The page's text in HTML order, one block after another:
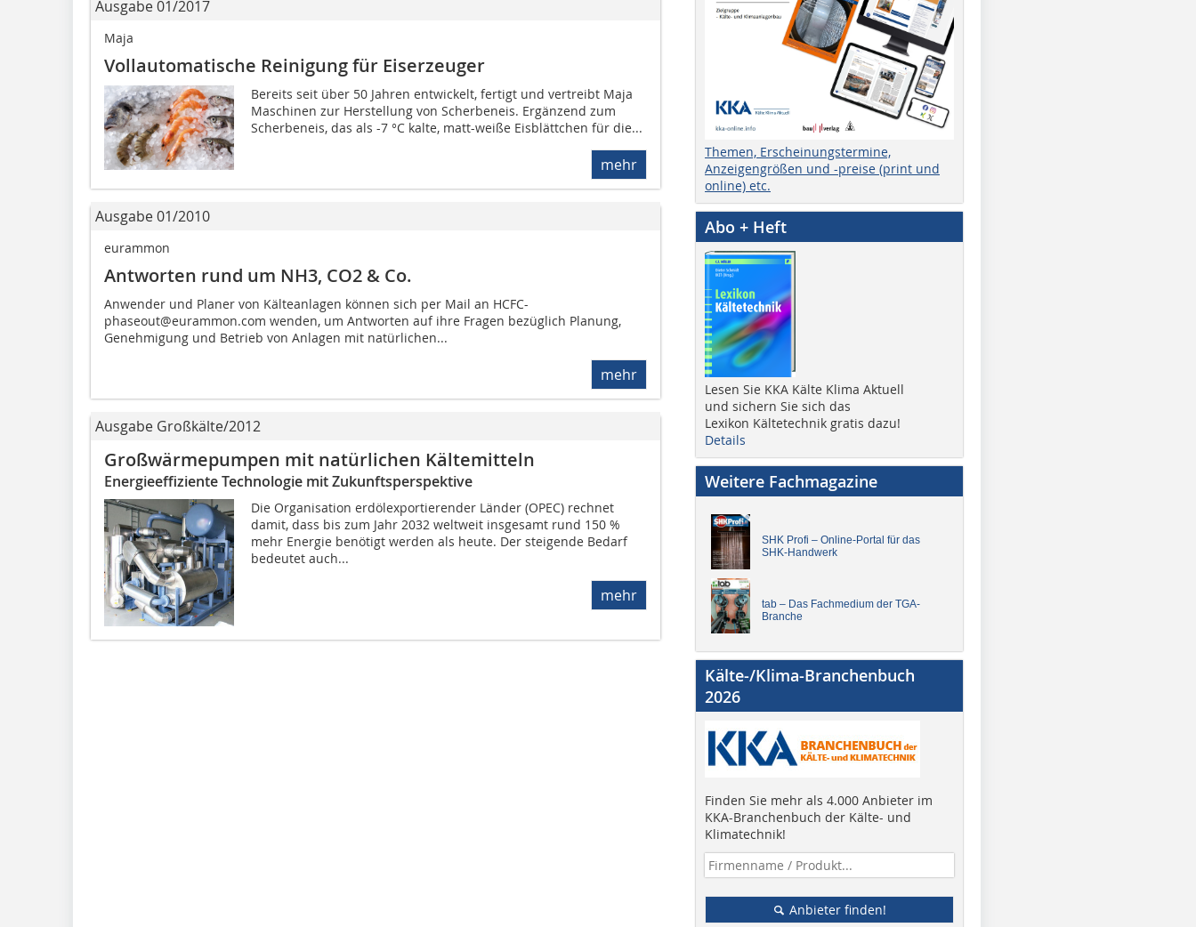
Ausgabe 01/2017
Maja
Vollautomatische Reinigung für Eiserzeuger
Bereits seit über 50 Jahren entwickelt, fertigt und vertreibt Maja
Maschinen zur Herstellung von Scherbeneis. Ergänzend zum
Scherbeneis, das als -7 °C kalte, matt-weiße Eisblättchen für die...
mehr
Ausgabe 01/2010
eurammon
Antworten rund um NH3, CO2 & Co.
Anwender und Planer von Kälteanlagen können sich per Mail an HCFC-
phaseout@eurammon.com wenden, um Antworten auf ihre Fragen bezüglich Planung,
Genehmigung und Betrieb von Anlagen mit natürlichen...
mehr
Ausgabe Großkälte/2012
Großwärmepumpen mit natürlichen Kältemitteln
Energieeffiziente Technologie mit Zukunftsperspektive
Die Organisation erdölexportierender Länder (OPEC) rechnet
damit, dass bis zum Jahr 2032 weltweit insgesamt rund 150 %
mehr Energie benötigt werden als heute. Der steigende Bedarf
bedeutet auch...
mehr
Themen, Erscheinungstermine,
Anzeigengrößen und -preise (print und
online) etc.
Abo + Heft
Lesen Sie KKA Kälte Klima Aktuell
und sichern Sie sich das
Lexikon Kältetechnik gratis dazu!
Details
Weitere Fachmagazine
SHK Profi – Online-Portal für das
SHK-Handwerk
tab – Das Fachmedium der TGA-
Branche
Kälte-/Klima-Branchenbuch
2026
Finden Sie mehr als 4.000 Anbieter im
KKA-Branchenbuch der Kälte- und
Klimatechnik!
Anbieter finden!